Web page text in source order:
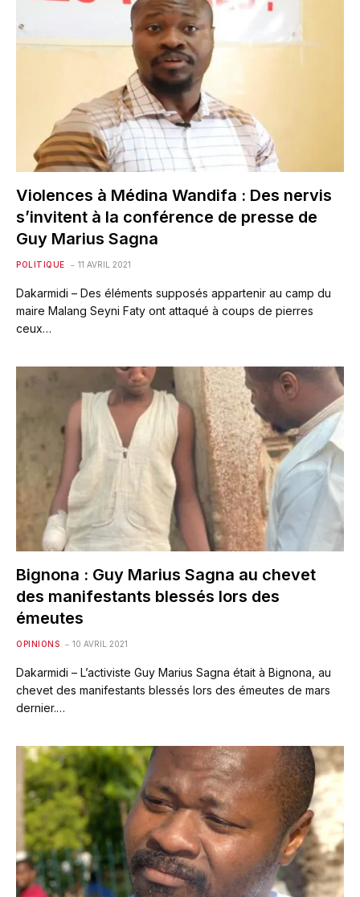
Violences à Médina Wandifa : Des nervis
s’invitent à la conférence de presse de
Guy Marius Sagna
POLITIQUE 11 AVRIL 2021
Dakarmidi – Des éléments supposés appartenir au camp du
maire Malang Seyni Faty ont attaqué à coups de pierres
ceux…
Bignona : Guy Marius Sagna au chevet
des manifestants blessés lors des
émeutes
OPINIONS 10 AVRIL 2021
Dakarmidi – L’activiste Guy Marius Sagna était à Bignona, au
chevet des manifestants blessés lors des émeutes de mars
dernier.…